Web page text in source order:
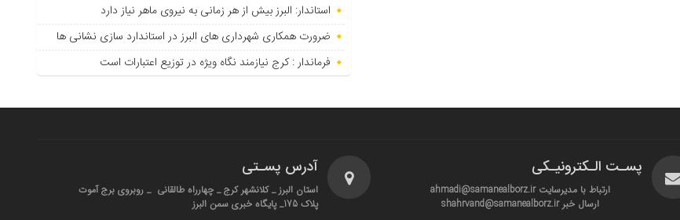
استاندار: البرز بیش از هر زمانی به نیروی ماهر نیاز دارد
ضرورت همکاری شهرداری های البرز در استاندارد سازی نشانی ها
فرماندار : کرج نیازمند نگاه ویژه در توزیع اعتبارات است
پسـت الـکترونیـکی
ارتباط با مدیرسایت ahmadi@samanealborz.ir
ارسال خبر shahrvand@samanealborz.ir
آدرس پسـتی
استان البرز _ کلانشهر کرج _ چهارراه طالقانی _ روبروی برج آموت
پلاک 175_ پایگاه خبری سمن البرز